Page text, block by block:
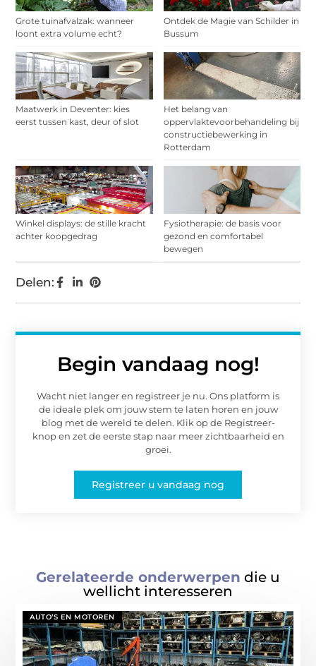
Grote tuinafvalzak: wanneer
loont extra volume echt?
Ontdek de Magie van Schilder in
Bussum
Maatwerk in Deventer: kies
eerst tussen kast, deur of slot
Het belang van
oppervlaktevoorbehandeling bij
constructiebewerking in
Rotterdam
Winkel displays: de stille kracht
achter koopgedrag
Fysiotherapie: de basis voor
gezond en comfortabel
bewegen
Begin vandaag nog!
Wacht niet langer en registreer je nu. Ons platform is
de ideale plek om jouw stem te laten horen en jouw
blog met de wereld te delen. Klik op de Registreer-
knop en zet de eerste stap naar meer zichtbaarheid en
groei.
Registreer u vandaag nog
Delen:
Gerelateerde onderwerpen die u
wellicht interesseren
AUTO’S EN MOTOREN